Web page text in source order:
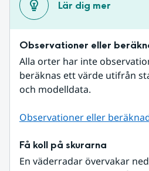
Lär dig mer
Observationer eller
Alla orter har inte
beräknas ett värde utifrån
och modelldata.
Observationer eller
Få koll på skurarna
En väderradar övervakar